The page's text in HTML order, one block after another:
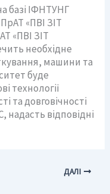
базі ІФНТУНГ
«ПВІ ЗІТ
«ПВІ ЗІТ
необхідне
машини та
буде
технології
та довговічності
надасть відповідні
ДАЛІ